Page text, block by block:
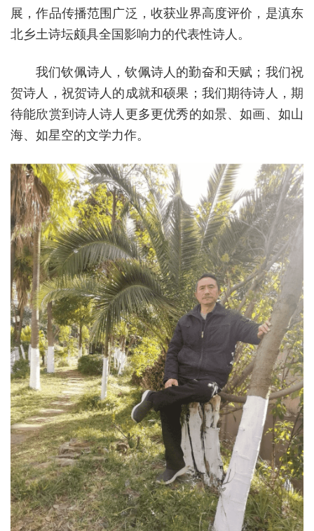
展，作品传播范围广泛，收获业界高度评价，是滇东
北乡土诗坛颇具全国影响力的代表性诗人。
我们钦佩诗人，钦佩诗人的勤奋和天赋；我们祝
贺诗人，祝贺诗人的成就和硕果；我们期待诗人，期
待能欣赏到诗人诗人更多更优秀的如景、如画、如山
海、如星空的文学力作。